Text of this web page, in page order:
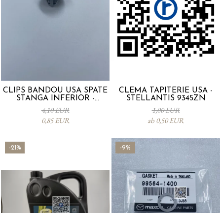
CLIPS BANDOU USA SPATE
STANGA INFERIOR -
KD5351SJ3A
4,10 EUR
0,85 EUR
CLEMA TAPITERIE USA -
STELLANTIS 9345ZN
1,00 EUR
ab 0,50 EUR
-21% -9%